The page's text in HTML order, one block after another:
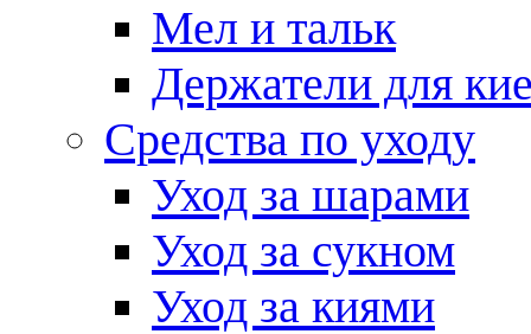
Мел и тальк
Держатели для
Средства по уходу
Уход за шарами
Уход за сукном
Уход за киями